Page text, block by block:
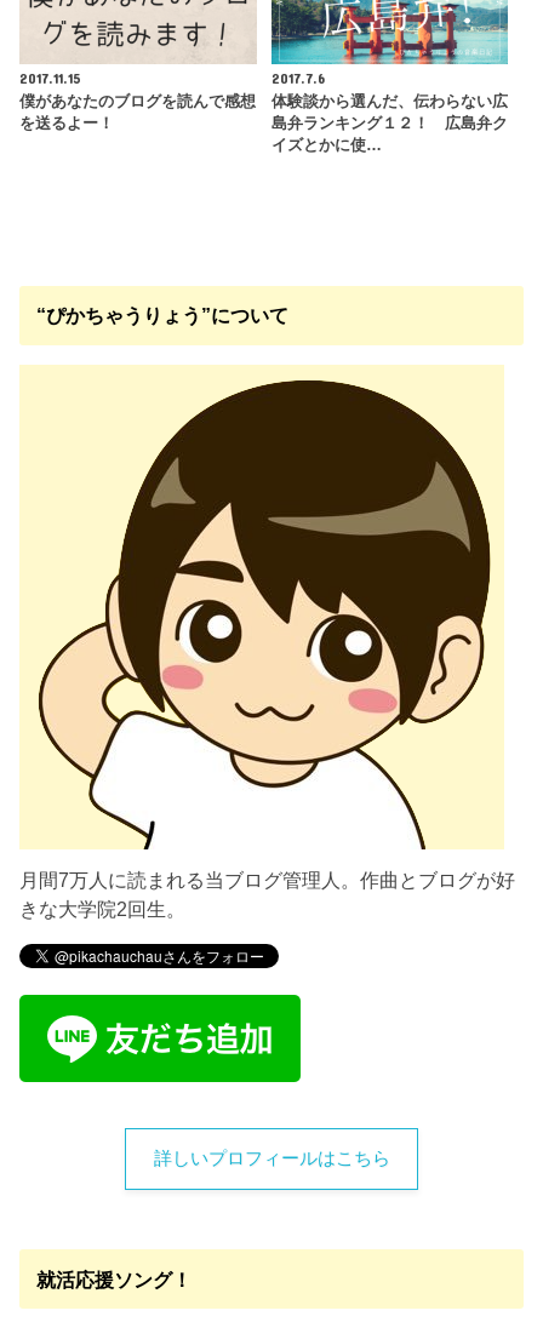
2017.11.15
僕があなたのブログを読んで感想
を送るよー！
2017.7.6
体験談から選んだ、伝わらない広
島弁ランキング１２！ 広島弁ク
イズとかに使…
“ぴかちゃうりょう”について
月間7万人に読まれる当ブログ管理人。作曲とブログが好
きな大学院2回生。
詳しいプロフィールはこちら
就活応援ソング！